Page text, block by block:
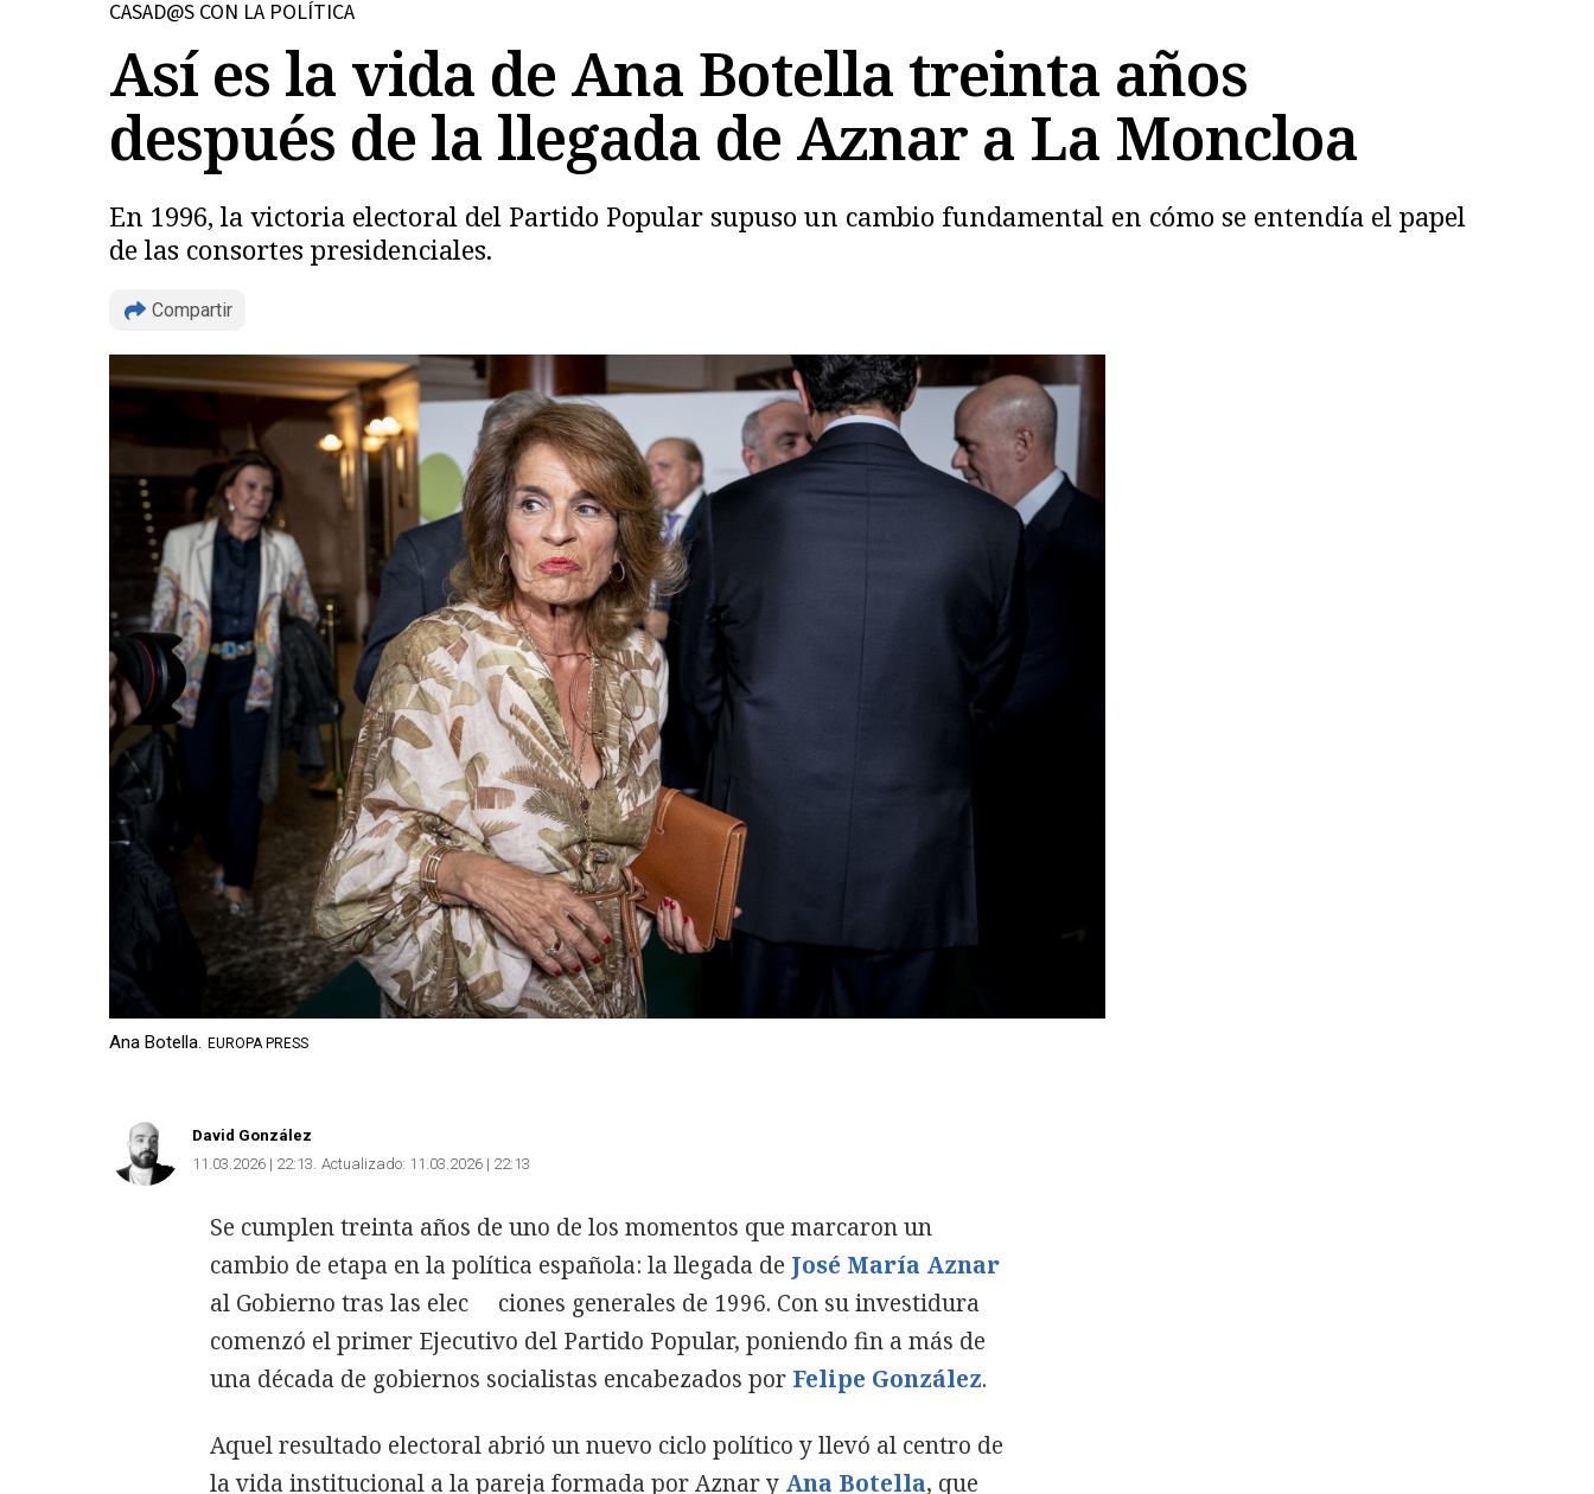
CASAD@S CON LA POLÍTICA
Así es la vida de Ana Botella treinta años
después de la llegada de Aznar a La Moncloa
En 1996, la victoria electoral del Partido Popular supuso un cambio fundamental en cómo se entendía el papel
de las consortes presidenciales.
Compartir
Ana Botella. EUROPA PRESS
David González
11.03.2026 | 22:13 Actualizado: 11.03.2026 | 22:13
Se cumplen treinta años de uno de los momentos que marcaron un
cambio de etapa en la política española: la llegada de José María Aznar
al Gobierno tras las elec ciones generales de 1996. Con su investidura
comenzó el primer Ejecutivo del Partido Popular, poniendo fin a más de
una década de gobiernos socialistas encabezados por Felipe González.
Aquel resultado electoral abrió un nuevo ciclo político y llevó al centro de
la vida institucional a la pareja formada por Aznar y Ana Botella, que